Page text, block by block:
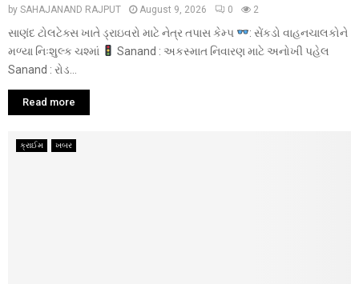
by SAHAJANAND RAJPUT August 9, 2026 0 2
સાણંદ ટોલટેક્સ ખાતે ડ્રાઇવરો માટે નેત્ર તપાસ કેમ્પ
: સેંકડો વાહનચાલકોને
મળ્યા નિઃશુલ્ક ચશ્માં
Sanand : અકસ્માત નિવારણ માટે અનોખી પહેલ
Sanand : રોડ...
Read more
ક્રાઈમ ખબર